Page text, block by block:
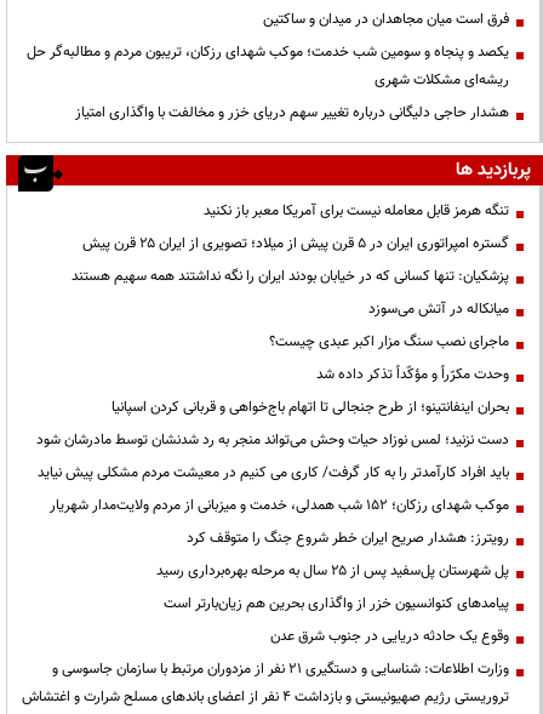
فرق است میان مجاهدان در میدان و ساکتین
یکصد و پنجاه و سومین شب خدمت؛ موکب شهدای رزکان، تریبون مردم و مطالبه‌گر حل
ریشه‌ای مشکلات شهری
هشدار حاجی دلیگانی درباره تغییر سهم دریای خزر و مخالفت با واگذاری امتیاز
پربازدید ها
تنگه هرمز قابل معامله نیست برای آمریکا معبر باز نکنید
گستره امپراتوری ایران در ۵ قرن پیش از میلاد؛ تصویری از ایران ۲۵ قرن پیش
پزشکیان: تنها کسانی که در خیابان بودند ایران را نگه نداشتند همه سهیم هستند
میانکاله در آتش می‌سوزد
ماجرای نصب سنگ مزار اکبر عبدی چیست؟
وحدت مکرّراً و مؤکّداً تذکر داده شد
بحران اینفانتینو؛ از طرح جنجالی تا اتهام باج‌خواهی و قربانی کردن اسپانیا
دست نزنید؛ لمس نوزاد حیات وحش می‌تواند منجر به رد شدنشان توسط مادرشان شود
باید افراد کارآمدتر را به کار گرفت/ کاری می کنیم در معیشت مردم مشکلی پیش نیاید
موکب شهدای رزکان؛ ۱۵۲ شب همدلی، خدمت و میزبانی از مردم ولایت‌مدار شهریار
رویترز: هشدار صریح ایران خطر شروع جنگ را متوقف کرد
پل شهرستان پل‌سفید پس از ۲۵ سال به مرحله بهره‌برداری رسید
پیامدهای کنوانسیون خزر از واگذاری بحرین هم زیان‌بارتر است
وقوع یک حادثه دریایی در جنوب شرق عدن
وزارت اطلاعات: شناسایی و دستگیری ۲۱ نفر از مزدوران مرتبط با سازمان جاسوسی و
تروریستی رژیم صهیونیستی و بازداشت ۴ نفر از اعضای باندهای مسلح شرارت و اغتشاش